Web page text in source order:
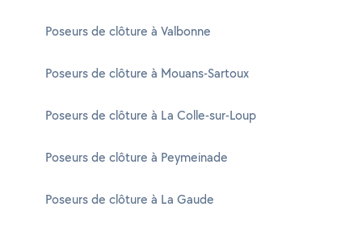
Poseurs de clôture à Valbonne
Poseurs de clôture à Mouans-Sartoux
Poseurs de clôture à La Colle-sur-Loup
Poseurs de clôture à Peymeinade
Poseurs de clôture à La Gaude